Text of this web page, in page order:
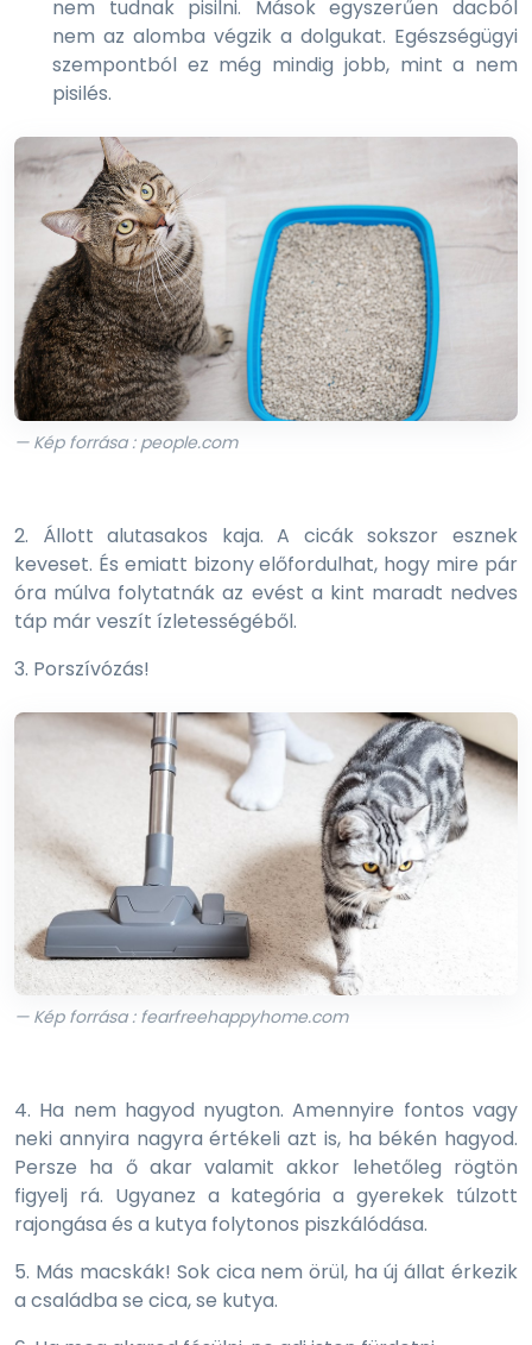
nem tudnak pisilni. Mások egyszerűen dacból
nem az alomba végzik a dolgukat. Egészségügyi
szempontból ez még mindig jobb, mint a nem
pisilés.
— Kép forrása : people.com
2. Állott alutasakos kaja. A cicák sokszor esznek
keveset. És emiatt bizony előfordulhat, hogy mire pár
óra múlva folytatnák az evést a kint maradt nedves
táp már veszít ízletességéből.
3. Porszívózás!
— Kép forrása : fearfreehappyhome.com
4. Ha nem hagyod nyugton. Amennyire fontos vagy
neki annyira nagyra értékeli azt is, ha békén hagyod.
Persze ha ő akar valamit akkor lehetőleg rögtön
figyelj rá. Ugyanez a kategória a gyerekek túlzott
rajongása és a kutya folytonos piszkálódása.
5. Más macskák! Sok cica nem örül, ha új állat érkezik
a családba se cica, se kutya.